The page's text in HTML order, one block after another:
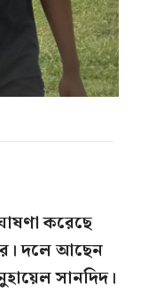
করেছে
দলে আছেন
সানদিদ।